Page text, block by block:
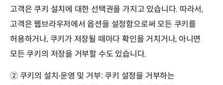
고객은 쿠키 설치에 대한 선택권을 가지고 있습니다. 따라서,
고객은 웹브라우저에서 옵션을 설정함으로써 모든 쿠키를
허용하거나, 쿠키가 저장될 때마다 확인을 거치거나, 아니면
모든 쿠키의 저장을 거부할 수도 있습니다.
② 쿠키의 설치∙운영 및 거부: 쿠키 설정을 거부하는